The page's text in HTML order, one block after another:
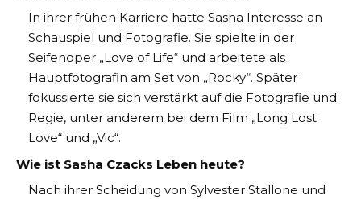
In ihrer frühen Karriere hatte Sasha Interesse an
Schauspiel und Fotografie. Sie spielte in der
Seifenoper „Love of Life“ und arbeitete als
Hauptfotografin am Set von „Rocky“. Später
fokussierte sie sich verstärkt auf die Fotografie und
Regie, unter anderem bei dem Film „Long Lost
Love“ und „Vic“.
Wie ist Sasha Czacks Leben heute?
Nach ihrer Scheidung von Sylvester Stallone und